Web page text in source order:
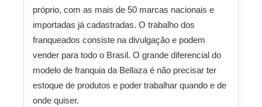
próprio, com as mais de 50 marcas nacionais e
importadas já cadastradas. O trabalho dos
franqueados consiste na divulgação e podem
vender para todo o Brasil. O grande diferencial do
modelo de franquia da Bellaza é não precisar ter
estoque de produtos e poder trabalhar quando e de
onde quiser.